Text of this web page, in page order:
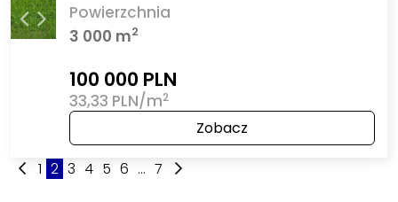
Powierzchnia
3 000 m2
100 000 PLN
33,33 PLN/m2
Zobacz
1 2 3 4 5 6 ... 7